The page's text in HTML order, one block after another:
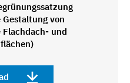
von
Flachdach- und